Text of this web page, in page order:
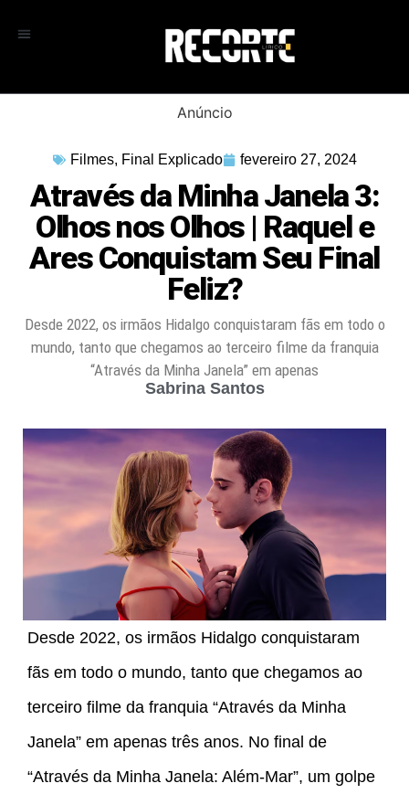
Anúncio
Filmes, Final Explicado fevereiro 27, 2024
Através da Minha Janela 3:
Olhos nos Olhos | Raquel e
Ares Conquistam Seu Final
Feliz?
Desde 2022, os irmãos Hidalgo conquistaram fãs em todo o
mundo, tanto que chegamos ao terceiro filme da franquia
“Através da Minha Janela” em apenas
Sabrina Santos
Desde 2022, os irmãos Hidalgo conquistaram
fãs em todo o mundo, tanto que chegamos ao
terceiro filme da franquia “Através da Minha
Janela” em apenas três anos. No final de
“Através da Minha Janela: Além-Mar”, um golpe